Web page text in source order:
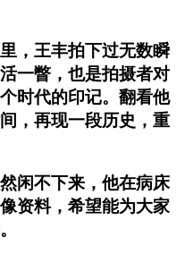
，王丰拍下过无数瞬
一瞥，也是拍摄者对
时代的印记。翻看他
，再现一段历史，重
闲不下来，他在病床
资料，希望能为大家